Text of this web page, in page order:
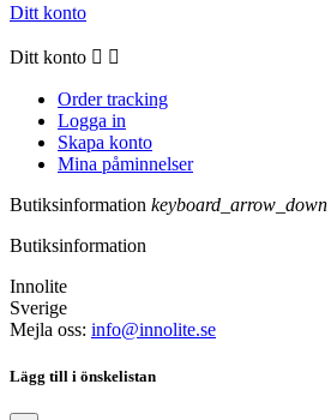
Ditt konto
Ditt konto  
Order tracking
Logga in
Skapa konto
Mina påminnelser
Butiksinformation keyboard_arrow_down
Butiksinformation
Innolite
Sverige
Mejla oss: info@innolite.se
Lägg till i önskelistan